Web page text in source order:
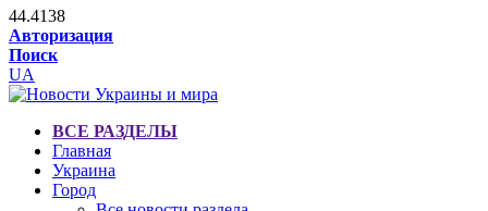
44.4138
Авторизация
Поиск
UA
ВСЕ РАЗДЕЛЫ
Главная
Украина
Город